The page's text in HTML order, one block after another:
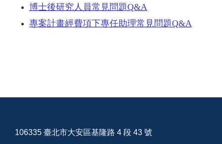
博士後研究人員常見問題Q&A
專案計畫經費項下專任助理常見問題Q&A
106335 臺北市大安區基隆路 4 段 43 號